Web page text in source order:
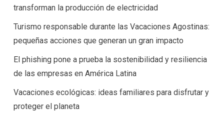
transforman la producción de electricidad
Turismo responsable durante las Vacaciones Agostinas:
pequeñas acciones que generan un gran impacto
El phishing pone a prueba la sostenibilidad y resiliencia
de las empresas en América Latina
Vacaciones ecológicas: ideas familiares para disfrutar y
proteger el planeta